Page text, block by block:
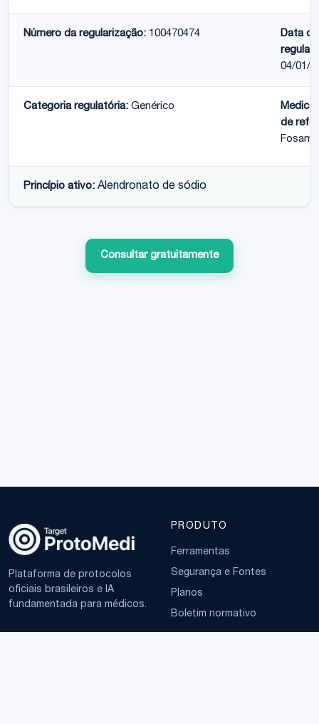
Número da regularização: 100470474
Data da
04/01/
Categoria regulatória: Genérico
de
Princípio ativo: Alendronato de sódio
Consultar gratuitamente
Plataforma de protocolos
oficiais brasileiros e IA
fundamentada para médicos.
PRODUTO
Ferramentas
Segurança e Fontes
Planos
Boletim normativo